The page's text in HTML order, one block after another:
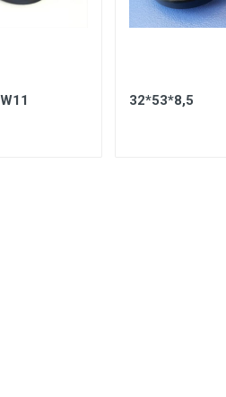
32*53*8,5